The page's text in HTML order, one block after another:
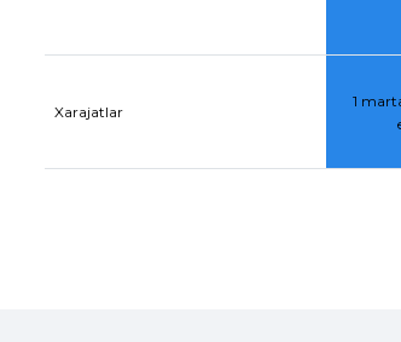
Xarajatlar
1